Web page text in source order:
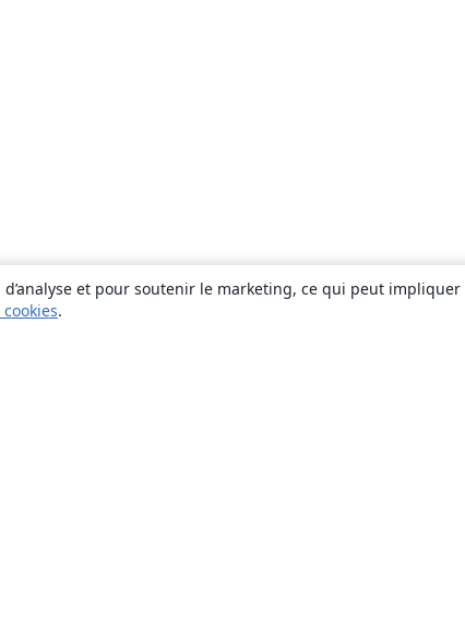
et pour soutenir le marketing, ce qui peut impliquer
.